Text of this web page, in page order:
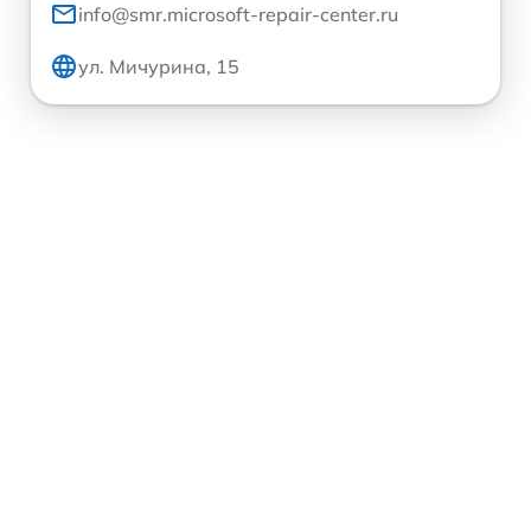
info@smr.microsoft-repair-center.ru
ул. Мичурина, 15